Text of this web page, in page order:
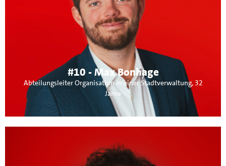
#10 - Max Bonhage
Abteilungsleiter Organisation in einer Stadtverwaltung, 32
Jahre
Maichingen. Aufgewachsen bin ich in Sindelfingen, habe
dort mein Abitur absolviert und anschließend öffentl.
Verwaltung studiert. Derzeitig leite ich die Abteilung
Organisation in der Stadt Leinfelden- Echterdingen. Privat
bin ich seit 25 Jahren aktives Mitglied der
Handballabteilung - als Spieler, Trainer und im Vorstand.
Themen: Sport & Verwaltungsmodernisierung.